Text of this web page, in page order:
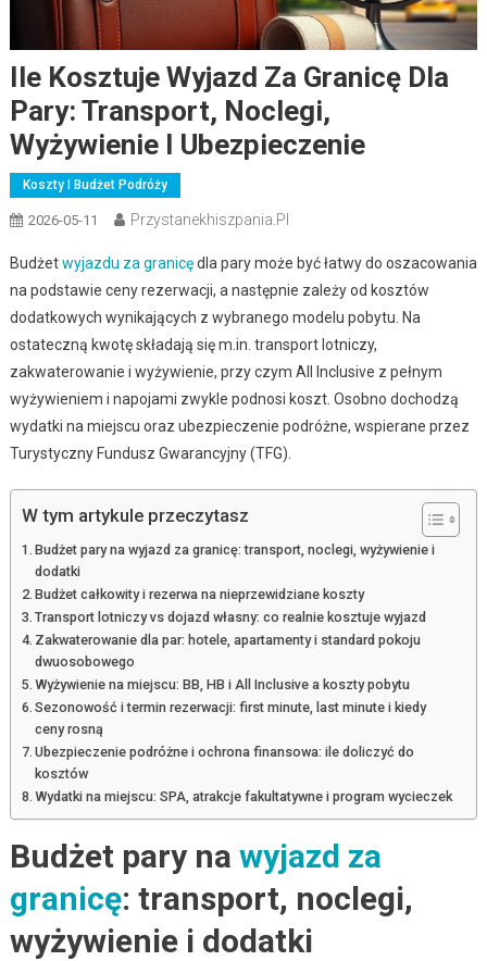
Ile Kosztuje Wyjazd Za Granicę Dla
Pary: Transport, Noclegi,
Wyżywienie I Ubezpieczenie
Koszty I Budżet Podróży
2026-05-11 Przystanekhiszpania.pl
Budżetwyjazdu za granicędla pary może być łatwy do oszacowania
na podstawie ceny rezerwacji, a następnie zależy od kosztów
dodatkowych wynikających z wybranego modelu pobytu. Na
ostateczną kwotę składają się m.in. transport lotniczy,
zakwaterowanie i wyżywienie, przy czym All Inclusive z pełnym
wyżywieniem i napojami zwykle podnosi koszt. Osobno dochodzą
wydatki na miejscu oraz ubezpieczenie podróżne, wspierane przez
Turystyczny Fundusz Gwarancyjny (TFG).
W tym artykule przeczytasz
Budżet pary na wyjazd za granicę: transport, noclegi, wyżywienie i
dodatki
Budżet całkowity i rezerwa na nieprzewidziane koszty
Transport lotniczy vs dojazd własny: co realnie kosztuje wyjazd
Zakwaterowanie dla par: hotele, apartamenty i standard pokoju
dwuosobowego
Wyżywienie na miejscu: BB, HB i All Inclusive a koszty pobytu
Sezonowość i termin rezerwacji: first minute, last minute i kiedy
ceny rosną
Ubezpieczenie podróżne i ochrona finansowa: ile doliczyć do
kosztów
Wydatki na miejscu: SPA, atrakcje fakultatywne i program wycieczek
Budżet pary na wyjazd za
granicę: transport, noclegi,
wyżywienie i dodatki